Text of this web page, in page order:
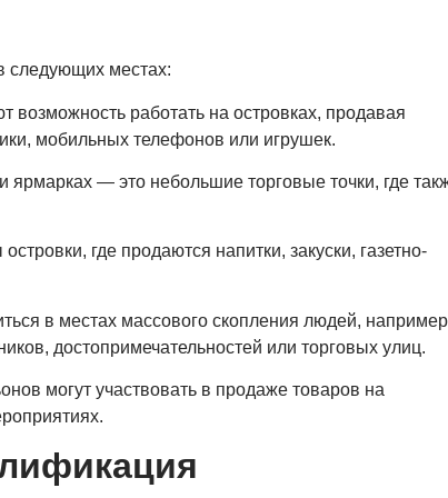
следующих местах:
работать на островках, продавая
мобильных телефонов или игрушек.
— это небольшие торговые точки, где
где продаются напитки, закуски, газетно-
в местах массового скопления людей,
достопримечательностей или торговых улиц.
могут участвовать в продаже товаров на